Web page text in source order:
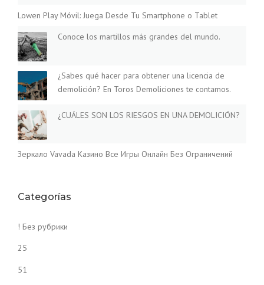
Lowen Play Móvil: Juega Desde Tu Smartphone o Tablet
Conoce los martillos más grandes del mundo.
¿Sabes qué hacer para obtener una licencia de
demolición? En Toros Demoliciones te contamos.
¿CUÁLES SON LOS RIESGOS EN UNA DEMOLICIÓN?
Зеркало Vavada Казино Все Игры Онлайн Без Ограничений
Categorías
! Без рубрики
25
51